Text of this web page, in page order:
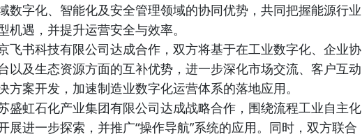
数字化、智能化及安全管理领域的协同优势，共同把握能源行业
机遇，并提升运营安全与效率。
飞书科技有限公司达成合作，双方将基于在工业数字化、企业协
以及生态资源方面的互补优势，进一步深化市场交流、客户互动
方案开发，加速制造业数字化运营体系的落地应用。
盛虹石化产业集团有限公司达成战略合作，围绕流程工业自主化
展进一步探索，并推广“操作导航”系统的应用。同时，双方联合